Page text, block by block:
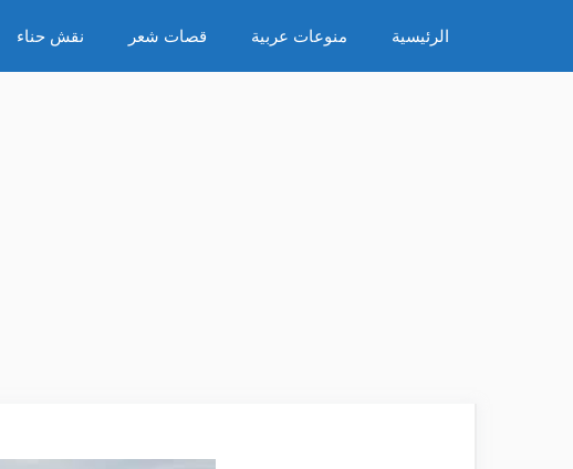
المحتوى
الرئيسية منوعات عربية قصات شعر نقش حناء